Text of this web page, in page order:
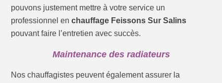
pouvons justement mettre à votre service un
professionnel enchauffage Feissons Sur Salins
pouvant faire l’entretien avec succès.
Maintenance des radiateurs
Nos chauffagistes peuvent également assurer la